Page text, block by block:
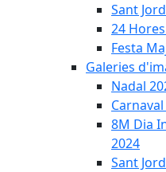
Sant
24
Festa
Galeries
Nadal
8M Dia
2024
Sant